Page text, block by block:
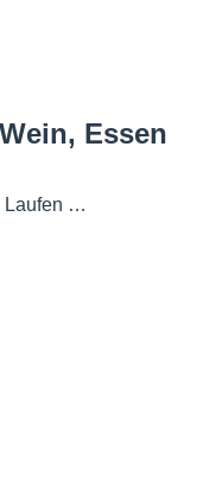
Essen
Laufen …